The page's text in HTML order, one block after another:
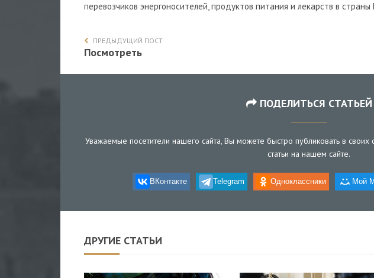
перевозчиков энергоносителей, продуктов питания и лекарств в страны
ПРЕДЫДУЩИЙ ПОСТ
Посмотреть
ПОДЕЛИТЬСЯ СТАТЬЕЙ
Уважаемые посетители нашего сайта, Вы можете быстро публиковать в своих
статьи на нашем сайте.
ВКонтакте Telegram Одноклассники Мой
ДРУГИЕ СТАТЬИ